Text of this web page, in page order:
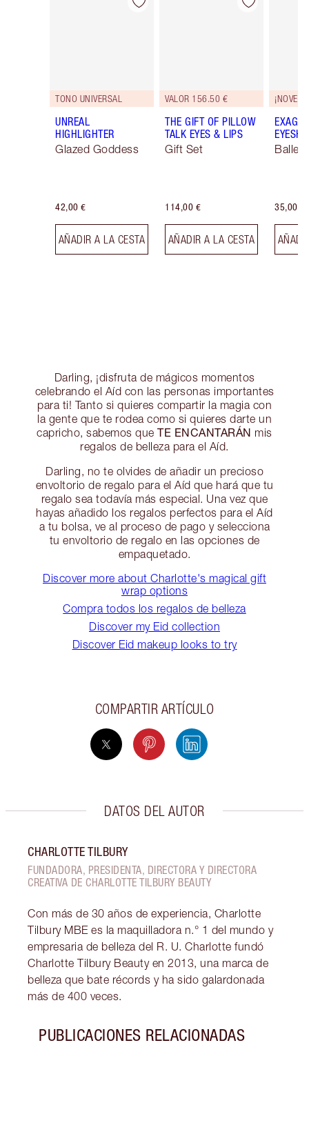
Artículo 1 de 114
TONO UNIVERSAL
UNREAL
HIGHLIGHTER
Glazed Goddess
42,00 €
AÑADIR A LA CESTA
Artículo 2 de 114
VALOR 156.50 €
THE GIFT OF PILLOW
TALK EYES & LIPS
Gift Set
114,00 €
AÑADIR A LA CESTA
Ballet
35,00 €
Darling, ¡disfruta de mágicos momentos
celebrando el Aíd con las personas importantes
para ti! Tanto si quieres compartir la magia con
la gente que te rodea como si quieres darte un
capricho, sabemos queTE ENCANTARÁN mis
regalos de belleza para el Aíd.
Darling, no te olvides de añadir un precioso
envoltorio de regalo para el Aíd que hará que tu
regalo sea todavía más especial. Una vez que
hayas añadido los regalos perfectos para el Aíd
a tu bolsa, ve al proceso de pago y selecciona
tu envoltorio de regalo en las opciones de
empaquetado.
Discover more about Charlotte's magical gift
wrap options
Compra todos los regalos de belleza
Discover my Eid collection
Discover Eid makeup looks to try
COMPARTIR ARTÍCULO
DATOS DEL AUTOR
CHARLOTTE TILBURY
FUNDADORA, PRESIDENTA, DIRECTORA Y DIRECTORA
CREATIVA DE CHARLOTTE TILBURY BEAUTY
Con más de 30 años de experiencia, Charlotte
Tilbury MBE es la maquilladora n.° 1 del mundo y
empresaria de belleza del R. U. Charlotte fundó
Charlotte Tilbury Beauty en 2013, una marca de
belleza que bate récords y ha sido galardonada
más de 400 veces.
PUBLICACIONES RELACIONADAS